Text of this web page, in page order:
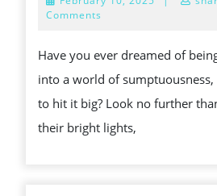
AND
OF
THE
Comments
Have you ever dreamed of
into a world of sumptuousness,
to hit it big? Look no further
their bright lights,